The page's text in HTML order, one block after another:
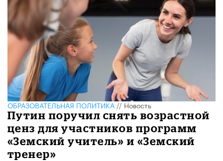
ОБРАЗОВАТЕЛЬНАЯ ПОЛИТИКА//Новость
Путин поручил снять возрастной
ценз для участников программ
«Земский учитель» и «Земский
тренер»